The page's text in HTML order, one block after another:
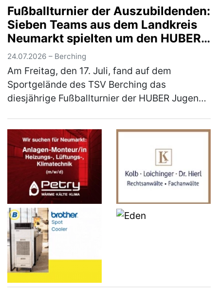
Mannschaft übergeben. Der SV Pölling
bedank…(mehr)
Fußballturnier der Auszubildenden:
Sieben Teams aus dem Landkreis
Neumarkt spielten um den HUBER
Azubi-Cup
24.07.2026 – Berching
Am Freitag, den 17. Juli, fand auf dem
Sportgelände des TSV Berching das
diesjährige Fußballturnier der HUBER Jugend-
(mehr)